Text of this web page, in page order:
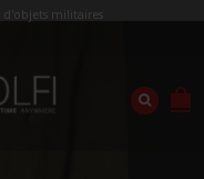
d'objets militaires